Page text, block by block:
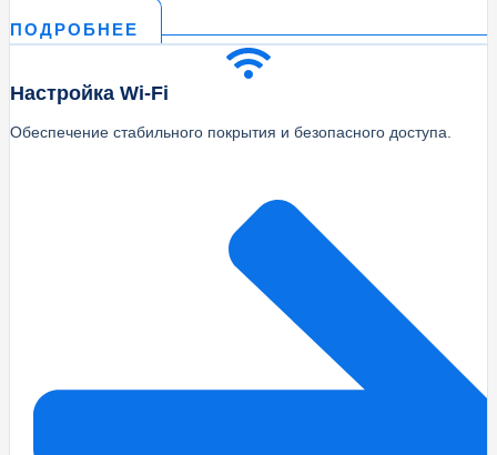
ПОДРОБНЕЕ
Настройка Wi‑Fi
Обеспечение стабильного покрытия и безопасного доступа.